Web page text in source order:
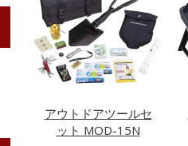
アウトドアツールセ
ット MOD-15N